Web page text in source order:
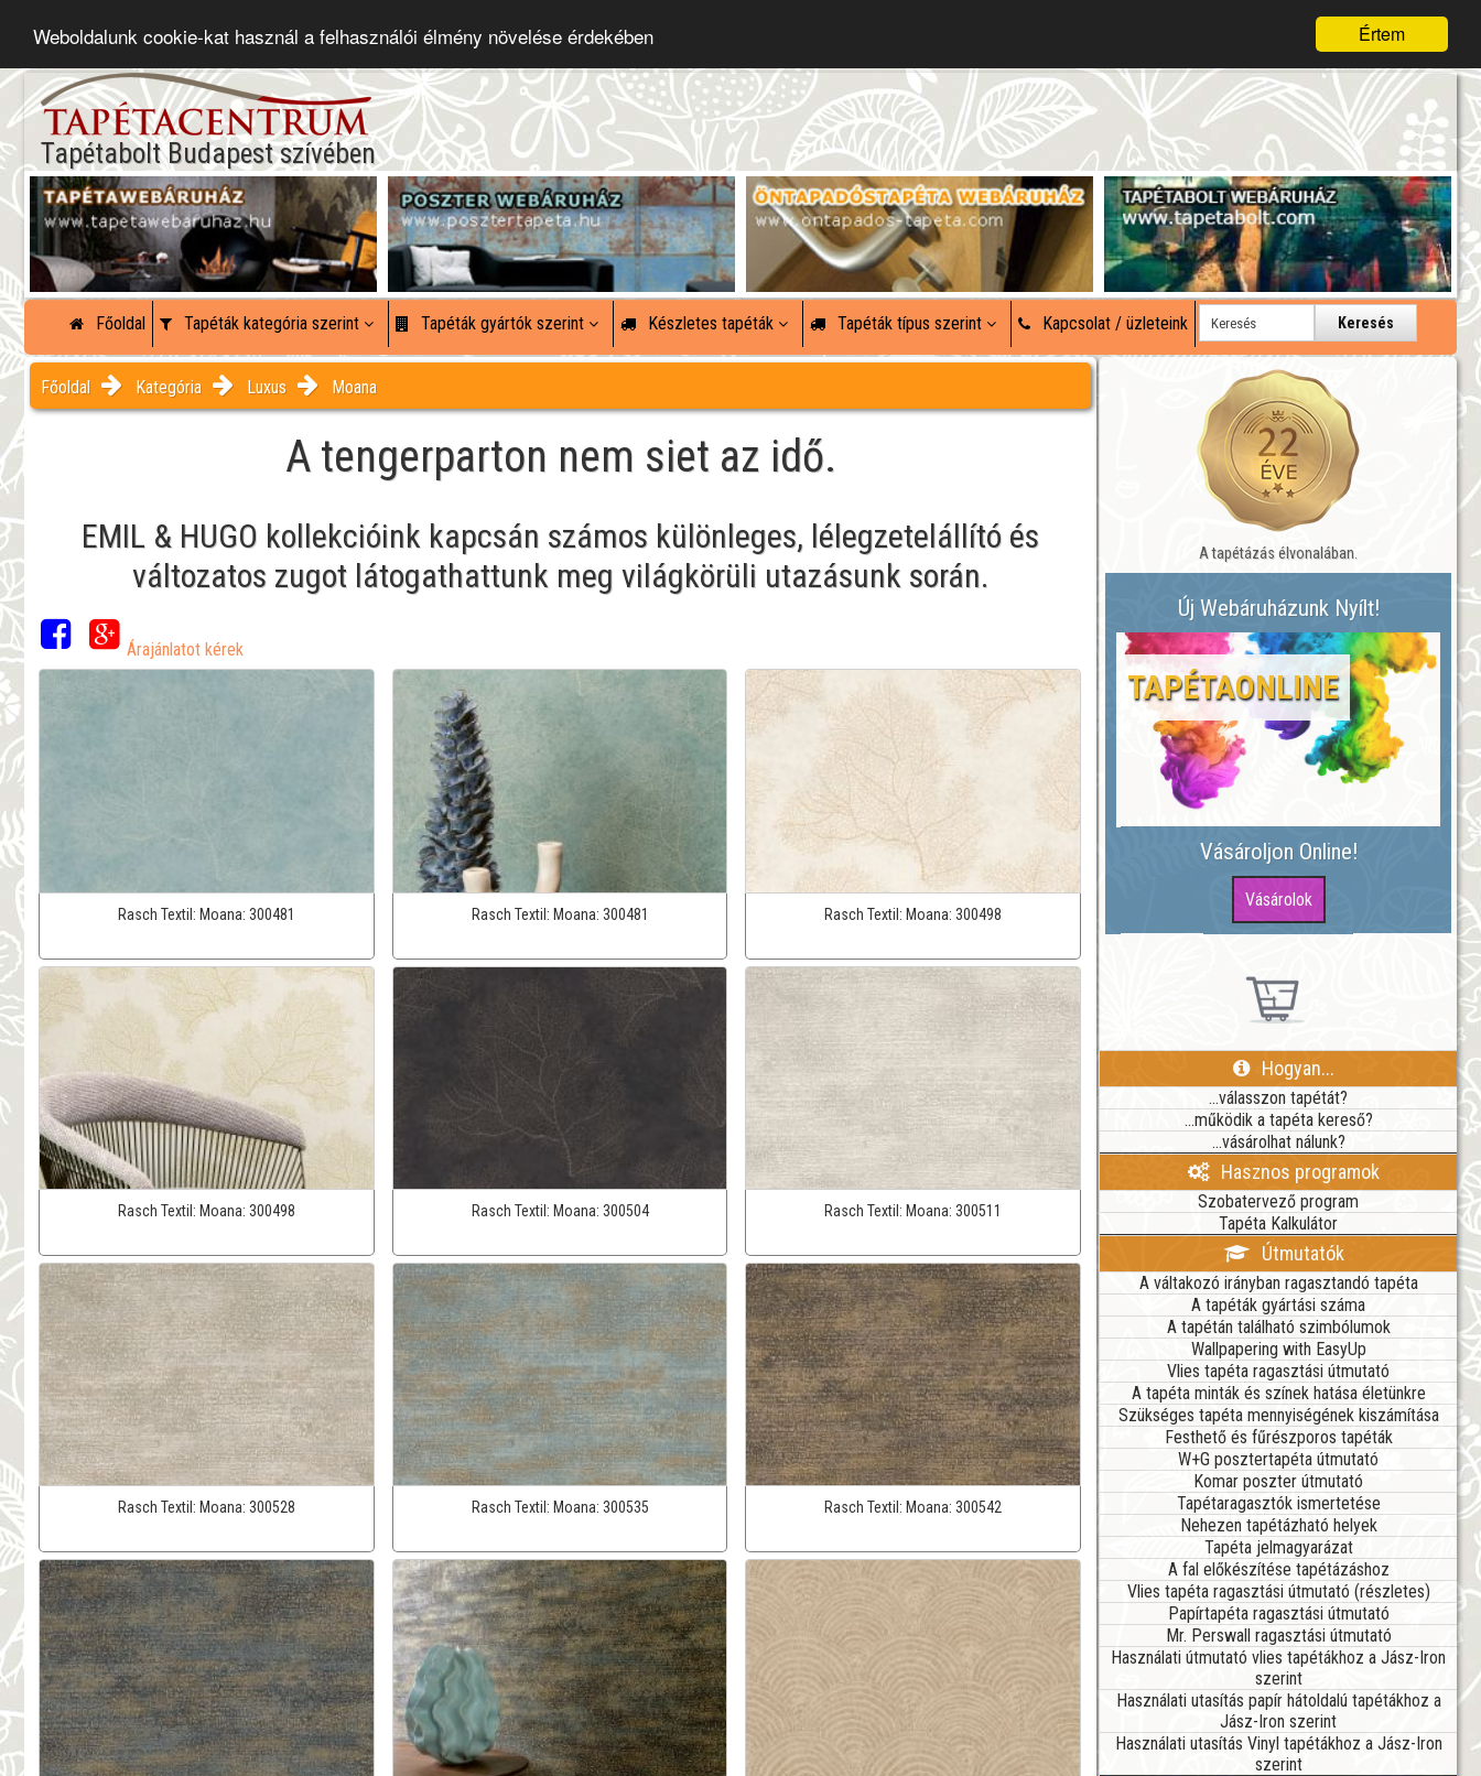
Értem
Weboldalunk cookie-kat használ a felhasználói élmény növelése érdekében
Tapétabolt Budapest szívében
Főoldal Tapéták kategória szerint Tapéták gyártók szerint Készletes tapéták Tapéták típus szerint Kapcsolat / üzleteink Keresés
Főoldal Kategória Luxus Moana
A tengerparton nem siet az idő.
EMIL & HUGO kollekcióink kapcsán számos különleges, lélegzetelállító és
változatos zugot látogathattunk meg világkörüli utazásunk során.
Árajánlatot kérek
Rasch Textil: Moana: 300481 Rasch Textil: Moana: 300481 Rasch Textil:Moana:300498
Rasch Textil: Moana: 300498 Rasch Textil: Moana: 300504 Rasch Textil: Moana:300511
Rasch Textil: Moana: 300528 Rasch Textil: Moana: 300535 Rasch Textil: Moana:300542
A tapétázás élvonalában.
Új Webáruházunk Nyílt!
TAPÉTAONLINE
Vásároljon Online!
Hogyan...
...válasszon tapétát?
...működik a tapéta kereső?
...vásárolhat nálunk?
Hasznos programok
Szobatervező program
Tapéta Kalkulátor
Útmutatók
A váltakozó irányban ragasztandó tapéta
A tapéták gyártási száma
A tapétán található szimbólumok
Wallpapering with EasyUp
Vlies tapéta ragasztási útmutató
A tapéta minták és színek hatása életünkre
Szükséges tapéta mennyiségének kiszámítása
Festhető és fűrészporos tapéták
W+G posztertapéta útmutató
Komar poszter útmutató
Tapétaragasztók ismertetése
Nehezen tapétázható helyek
Tapéta jelmagyarázat
A fal előkészítése tapétázáshoz
Vlies tapéta ragasztási útmutató (részletes)
Papírtapéta ragasztási útmutató
Mr. Perswall ragasztási útmutató
Használati útmutató vlies tapétákhoz a Jász-Iron
szerint
Használati utasítás papír hátoldalú tapétákhoz a
Jász-Iron szerint
Használati utasítás Vinyl tapétákhoz a Jász-Iron
szerint